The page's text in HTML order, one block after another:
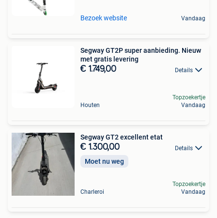
Bezoek website Vandaag
Segway GT2P super aanbieding. Nieuw
met gratis levering
€ 1.749,00 Details
Houten
Topzoekertje
Vandaag
Segway GT2 excellent etat
€ 1.300,00 Details
Moet nu weg
Charleroi
Topzoekertje
Vandaag